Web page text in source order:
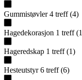
Gummistøvler 4 treff (4)
Hagedekorasjon 1 treff (1
Hageredskap 1 treff (1)
Hesteutstyr 6 treff (6)